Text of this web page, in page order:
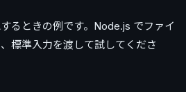
るときの例です。Node.js でファイ
標準入力を渡して試してくださ